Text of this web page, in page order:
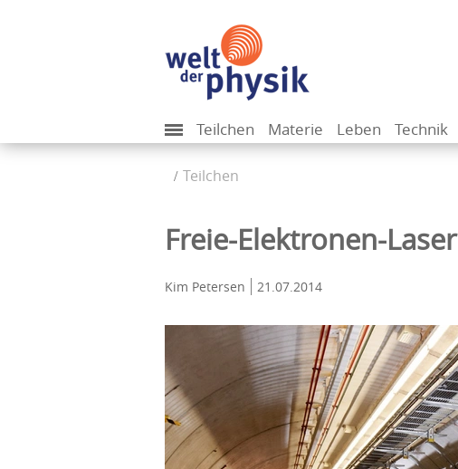
Teilchen Materie Leben Technik
Teilchen
Freie-Elektronen-Laser
Kim Petersen 21.07.2014